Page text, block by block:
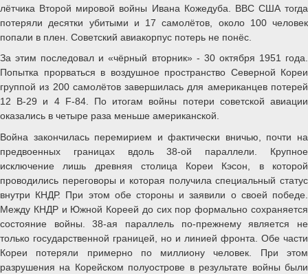
лётчика Второй мировой войны Ивана Кожедуба. ВВС США тогда
потеряли десятки убитыми и 17 самолётов, около 100 человек
попали в плен. Советский авиакорпус потерь не понёс.
За этим последовал и «чёрный вторник» - 30 октября 1951 года.
Попытка прорваться в воздушное пространство Северной Кореи
группой из 200 самолётов завершилась для американцев потерей
12 B-29 и 4 F-84. По итогам войны потери советской авиации
оказались в четыре раза меньше американской.
Война закончилась перемирием и фактически вничью, почти на
предвоенных границах вдоль 38-ой параллели. Крупное
исключение лишь древняя столица Кореи Кэсон, в которой
проводились переговоры и которая получила специальный статус
внутри КНДР. При этом обе стороны и заявили о своей победе.
Между КНДР и Южной Кореей до сих пор формально сохраняется
состояние войны. 38-ая параллель по-прежнему является не
только государственной границей, но и линией фронта. Обе части
Кореи потеряли примерно по миллиону человек. При этом
разрушения на Корейском полуострове в результате войны были